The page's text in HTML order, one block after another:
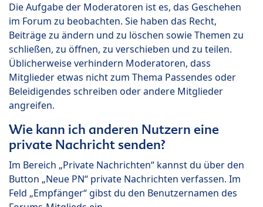
Die Aufgabe der Moderatoren ist es, das Geschehen
im Forum zu beobachten. Sie haben das Recht,
Beiträge zu ändern und zu löschen sowie Themen zu
schließen, zu öffnen, zu verschieben und zu teilen.
Üblicherweise verhindern Moderatoren, dass
Mitglieder etwas nicht zum Thema Passendes oder
Beleidigendes schreiben oder andere Mitglieder
angreifen.
Wie kann ich anderen Nutzern eine
private Nachricht senden?
Im Bereich „Private Nachrichten“ kannst du über den
Button „Neue PN“ private Nachrichten verfassen. Im
Feld „Empfänger“ gibst du den Benutzernamen des